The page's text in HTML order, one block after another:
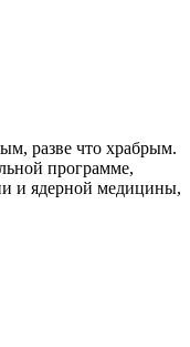
разве что храбрым.
программе,
и ядерной медицины,